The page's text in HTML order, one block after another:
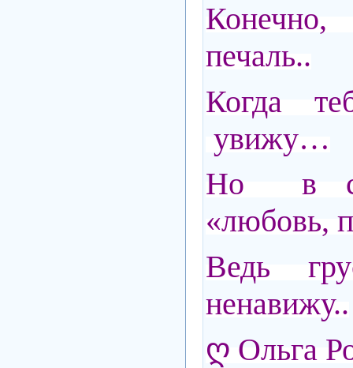
печаль..
Когда
увижу…
Но в
«любовь,
Ведь
ненавижу..
ღ Ольга